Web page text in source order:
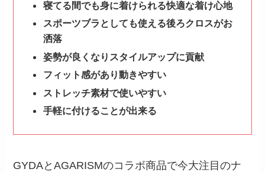
寝てる間でも身に着けられる快適な着け心地
スポーツブラとしても使える後ろクロスがお
洒落
姿勢が良くなりスタイルアップに貢献
フィット感があり動きやすい
ストレッチ素材で使いやすい
手軽に付けることが出来る
GYDAとAGARISMのコラボ商品で今大注目のナ